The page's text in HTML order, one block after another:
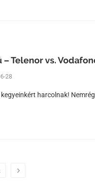
– Telenor vs.
28
harcolnak!